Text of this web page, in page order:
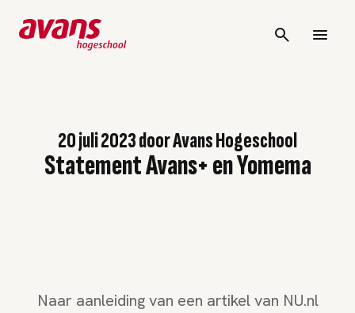
20 juli 2023doorAvans Hogeschool
Statement Avans+ en Yomema
Naar aanleiding van een artikel van NU.nl